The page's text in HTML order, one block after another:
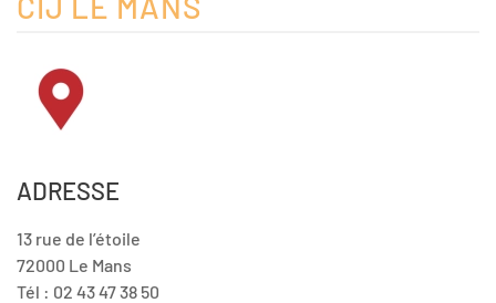
ADRESSE
13 rue de l’étoile
72000 Le Mans
Tél : 02 43 47 38 50